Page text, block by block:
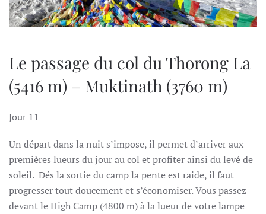
Le passage du col du Thorong La
(5416 m) – Muktinath (3760 m)
Jour 11
Un départ dans la nuit s’impose, il permet d’arriver aux
premières lueurs du jour au col et profiter ainsi du levé de
soleil. Dés la sortie du camp la pente est raide, il faut
progresser tout doucement et s’économiser. Vous passez
devant le High Camp (4800 m) à la lueur de votre lampe